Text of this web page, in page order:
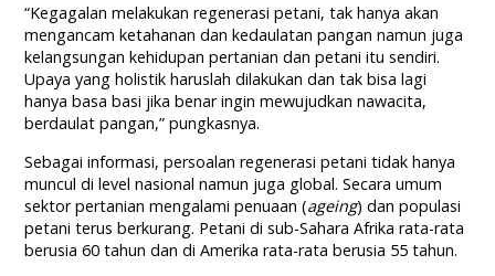
“Kegagalan melakukan regenerasi petani, tak hanya akan
mengancam ketahanan dan kedaulatan pangan namun juga
kelangsungan kehidupan pertanian dan petani itu sendiri.
Upaya yang holistik haruslah dilakukan dan tak bisa lagi
hanya basa basi jika benar ingin mewujudkan nawacita,
berdaulat pangan,” pungkasnya.
Sebagai informasi, persoalan regenerasi petani tidak hanya
muncul di level nasional namun juga global. Secara umum
sektor pertanian mengalami penuaan (ageing) dan populasi
petani terus berkurang. Petani di sub-Sahara Afrika rata-rata
berusia 60 tahun dan di Amerika rata-rata berusia 55 tahun.